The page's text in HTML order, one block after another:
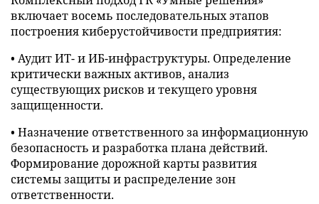
включает восемь последовательных этапов
построения киберустойчивости предприятия:
• Аудит ИТ- и ИБ-инфраструктуры. Определение
критически важных активов, анализ
существующих рисков и текущего уровня
защищенности.
• Назначение ответственного за информационную
безопасность и разработка плана действий.
Формирование дорожной карты развития
системы защиты и распределение зон
ответственности.